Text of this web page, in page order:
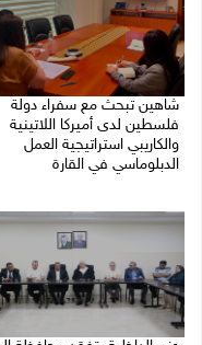
شاهين تبحث مع سفراء دولة
فلسطين لدى أميركا اللاتينية
والكاريبي استراتيجية العمل
الدبلوماسي في القارة